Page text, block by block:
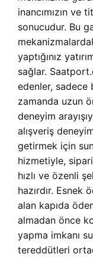
inancımızın ve
sonucudur. Bu
yaptığınız
sağlar.
edenler, sadece
zamanda uzun
deneyim
alışveriş
getirmek için
hizmetiyle,
hızlı ve özenli
hazırdır. Esnek
alan kapıda
almadan önce
yapma imkanı
tereddütleri